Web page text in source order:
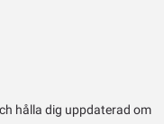
hålla dig uppdaterad om